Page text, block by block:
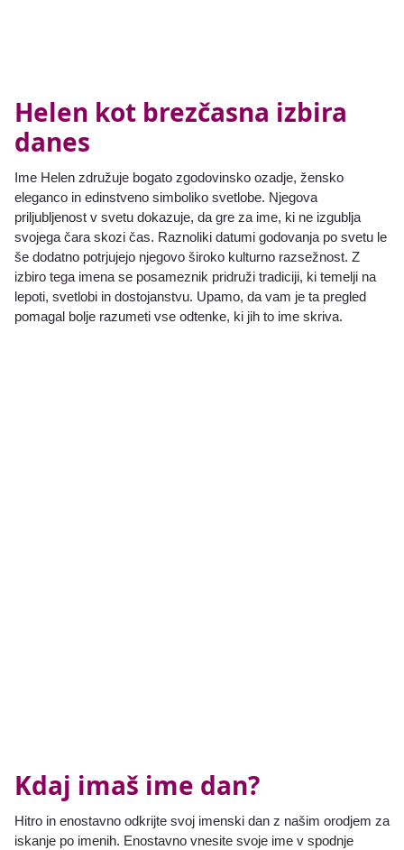
Helen kot brezčasna izbira
danes
Ime Helen združuje bogato zgodovinsko ozadje, žensko
eleganco in edinstveno simboliko svetlobe. Njegova
priljubljenost v svetu dokazuje, da gre za ime, ki ne izgublja
svojega čara skozi čas. Raznoliki datumi godovanja po svetu le
še dodatno potrjujejo njegovo široko kulturno razsežnost. Z
izbiro tega imena se posameznik pridruži tradiciji, ki temelji na
lepoti, svetlobi in dostojanstvu. Upamo, da vam je ta pregled
pomagal bolje razumeti vse odtenke, ki jih to ime skriva.
Kdaj imaš ime dan?
Hitro in enostavno odkrijte svoj imenski dan z našim orodjem za
iskanje po imenih. Enostavno vnesite svoje ime v spodnje